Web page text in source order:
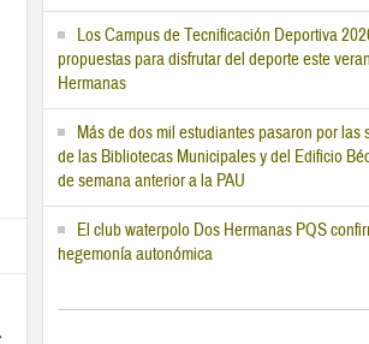
Los Campus de Tecnificación Deportiva
propuestas para disfrutar del deporte este
Hermanas
Más de dos mil estudiantes pasaron por las
de las Bibliotecas Municipales y del Edificio
de semana anterior a la PAU
El club waterpolo Dos Hermanas PQS
hegemonía autonómica